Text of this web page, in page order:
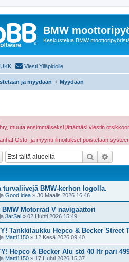
BMW
Keskustelua BMW
UKK Viesti Ylläpidolle
ja myydään Myydään
muuta ensimmäiseksi jättämäsi viestin
Osto- ja myynti-ilmoitukset poistetaan
Etsi
turvaliivejä BMW-kerhon logolla.
Good idea » 30 Maalis 2026 16:46
BMW Motorrad V navigaattori
JarSal » 02 Huhti 2026 15:49
Tankkilaukku Hepco & Becker Street
Matti1150 » 12 Kesä 2026 09:40
Hepco & Becker Alu std 40 ltr pari
Matti1150 » 17 Huhti 2026 15:37